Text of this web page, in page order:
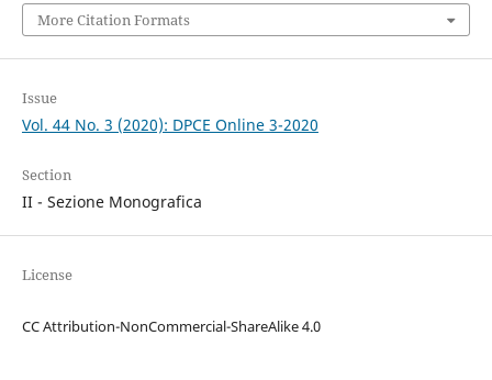
More Citation Formats
Issue
Vol. 44 No. 3 (2020): DPCE Online 3-2020
Section
II - Sezione Monografica
License
CC Attribution-NonCommercial-ShareAlike 4.0